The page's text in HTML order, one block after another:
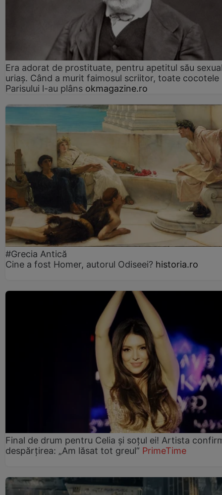
Era adorat de prostituate, pentru apetitul său
uriaș. Când a murit faimosul scriitor, toate cocotele
Parisului l-au plâns okmagazine.ro
#Grecia Antică
Cine a fost Homer, autorul Odiseei? historia.ro
Final de drum pentru Celia și soțul ei! Artista
despărțirea: „Am lăsat tot greul” PrimeTime